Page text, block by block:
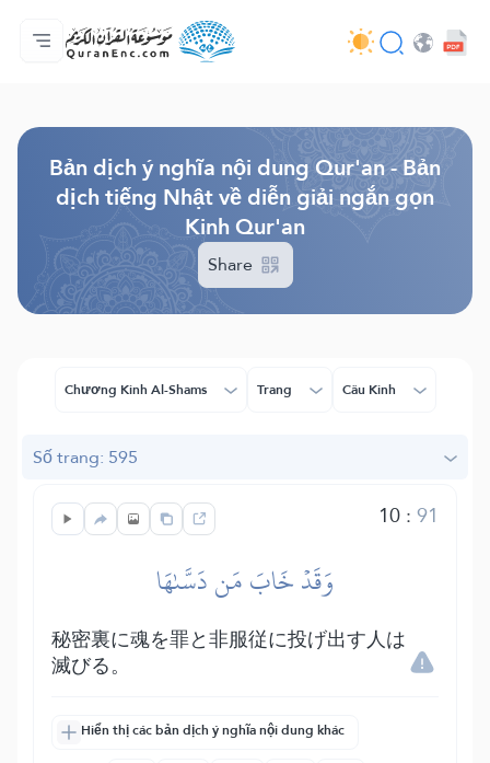
Trang chủ
Mục lục các bản dịch
Audio
Các dịch vụ của nhà phát triển - API
Về dự án
Liên hệ với chúng tôi
Ngôn ngữ
Bản dịch ý nghĩa nội dung Qur'an - Bản
dịch tiếng Nhật về diễn giải ngắn gọn
Kinh Qur'an
Share
Chương Kinh Al-Shams Trang Câu Kinh
Số trang: 595
10:91
وَقَدۡ خَابَ مَن دَسَّىٰهَا
秘密裏に魂を罪と非服従に投げ出す人は
滅びる。
Hiển thị các bản dịch ý nghĩa nội dung khác